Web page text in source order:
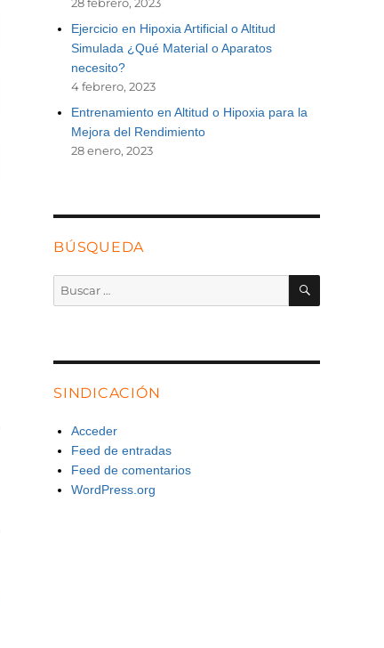
28 febrero, 2023
Ejercicio en Hipoxia Artificial o Altitud
Simulada ¿Qué Material o Aparatos
necesito?
4 febrero, 2023
Entrenamiento en Altitud o Hipoxia para la
Mejora del Rendimiento
28 enero, 2023
BÚSQUEDA
Buscar
por:
BUSCAR
SINDICACIÓN
Acceder
Feed de entradas
Feed de comentarios
WordPress.org